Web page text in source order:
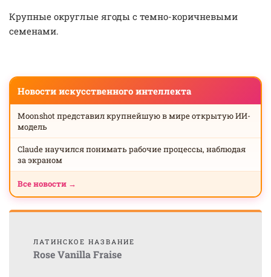
Крупные округлые ягоды с темно-коричневыми
семенами.
Новости искусственного интеллекта
Moonshot представил крупнейшую в мире открытую ИИ-
модель
Claude научился понимать рабочие процессы, наблюдая
за экраном
Все новости →
ЛАТИНСКОЕ НАЗВАНИЕ
Rose Vanilla Fraise